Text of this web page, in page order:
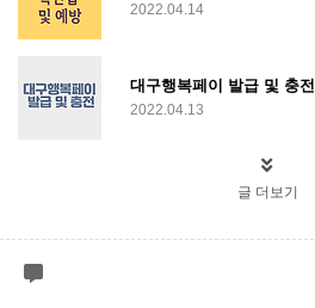
2022.04.14
대구행복페이 발급 및 충전
2022.04.13
글 더보기